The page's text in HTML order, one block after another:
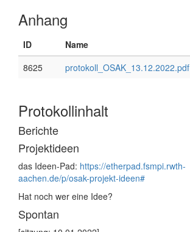
Anhang
ID
Name
8625
protokoll_OSAK_13.12.2022.pdf
Protokollinhalt
Berichte
Projektideen
das Ideen-Pad: https://etherpad.fsmpi.rwth-
aachen.de/p/osak-projekt-ideen#
Hat noch wer eine Idee?
Spontan